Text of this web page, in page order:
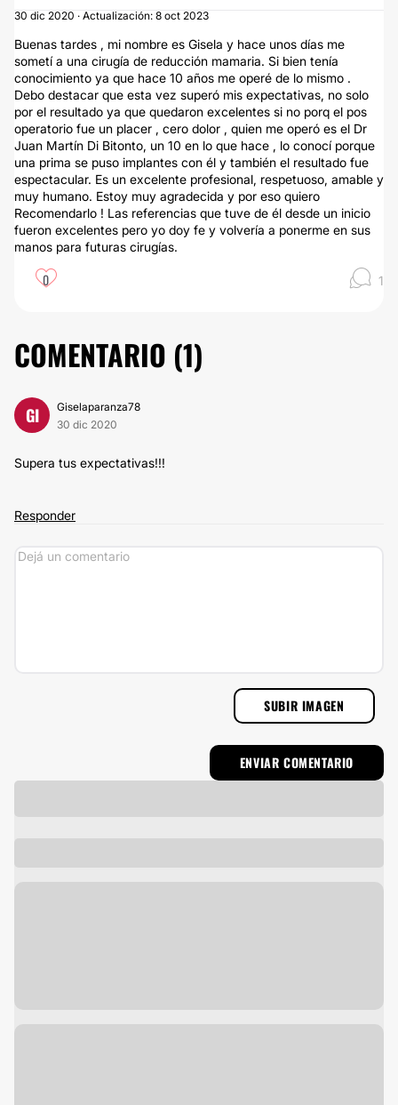
30 dic 2020 · Actualización: 8 oct 2023
Buenas tardes , mi nombre es Gisela y hace unos días me
sometí a una cirugía de reducción mamaria. Si bien tenía
conocimiento ya que hace 10 años me operé de lo mismo .
Debo destacar que esta vez superó mis expectativas, no solo
por el resultado ya que quedaron excelentes si no porq el pos
operatorio fue un placer , cero dolor , quien me operó es el Dr
Juan Martín Di Bitonto, un 10 en lo que hace , lo conocí porque
una prima se puso implantes con él y también el resultado fue
espectacular. Es un excelente profesional, respetuoso, amable y
muy humano. Estoy muy agradecida y por eso quiero
Recomendarlo ! Las referencias que tuve de él desde un inicio
fueron excelentes pero yo doy fe y volvería a ponerme en sus
manos para futuras cirugías.
0 1
COMENTARIO (1)
GI
Giselaparanza78
30 dic 2020
Supera tus expectativas!!!
Responder
SUBIR IMAGEN